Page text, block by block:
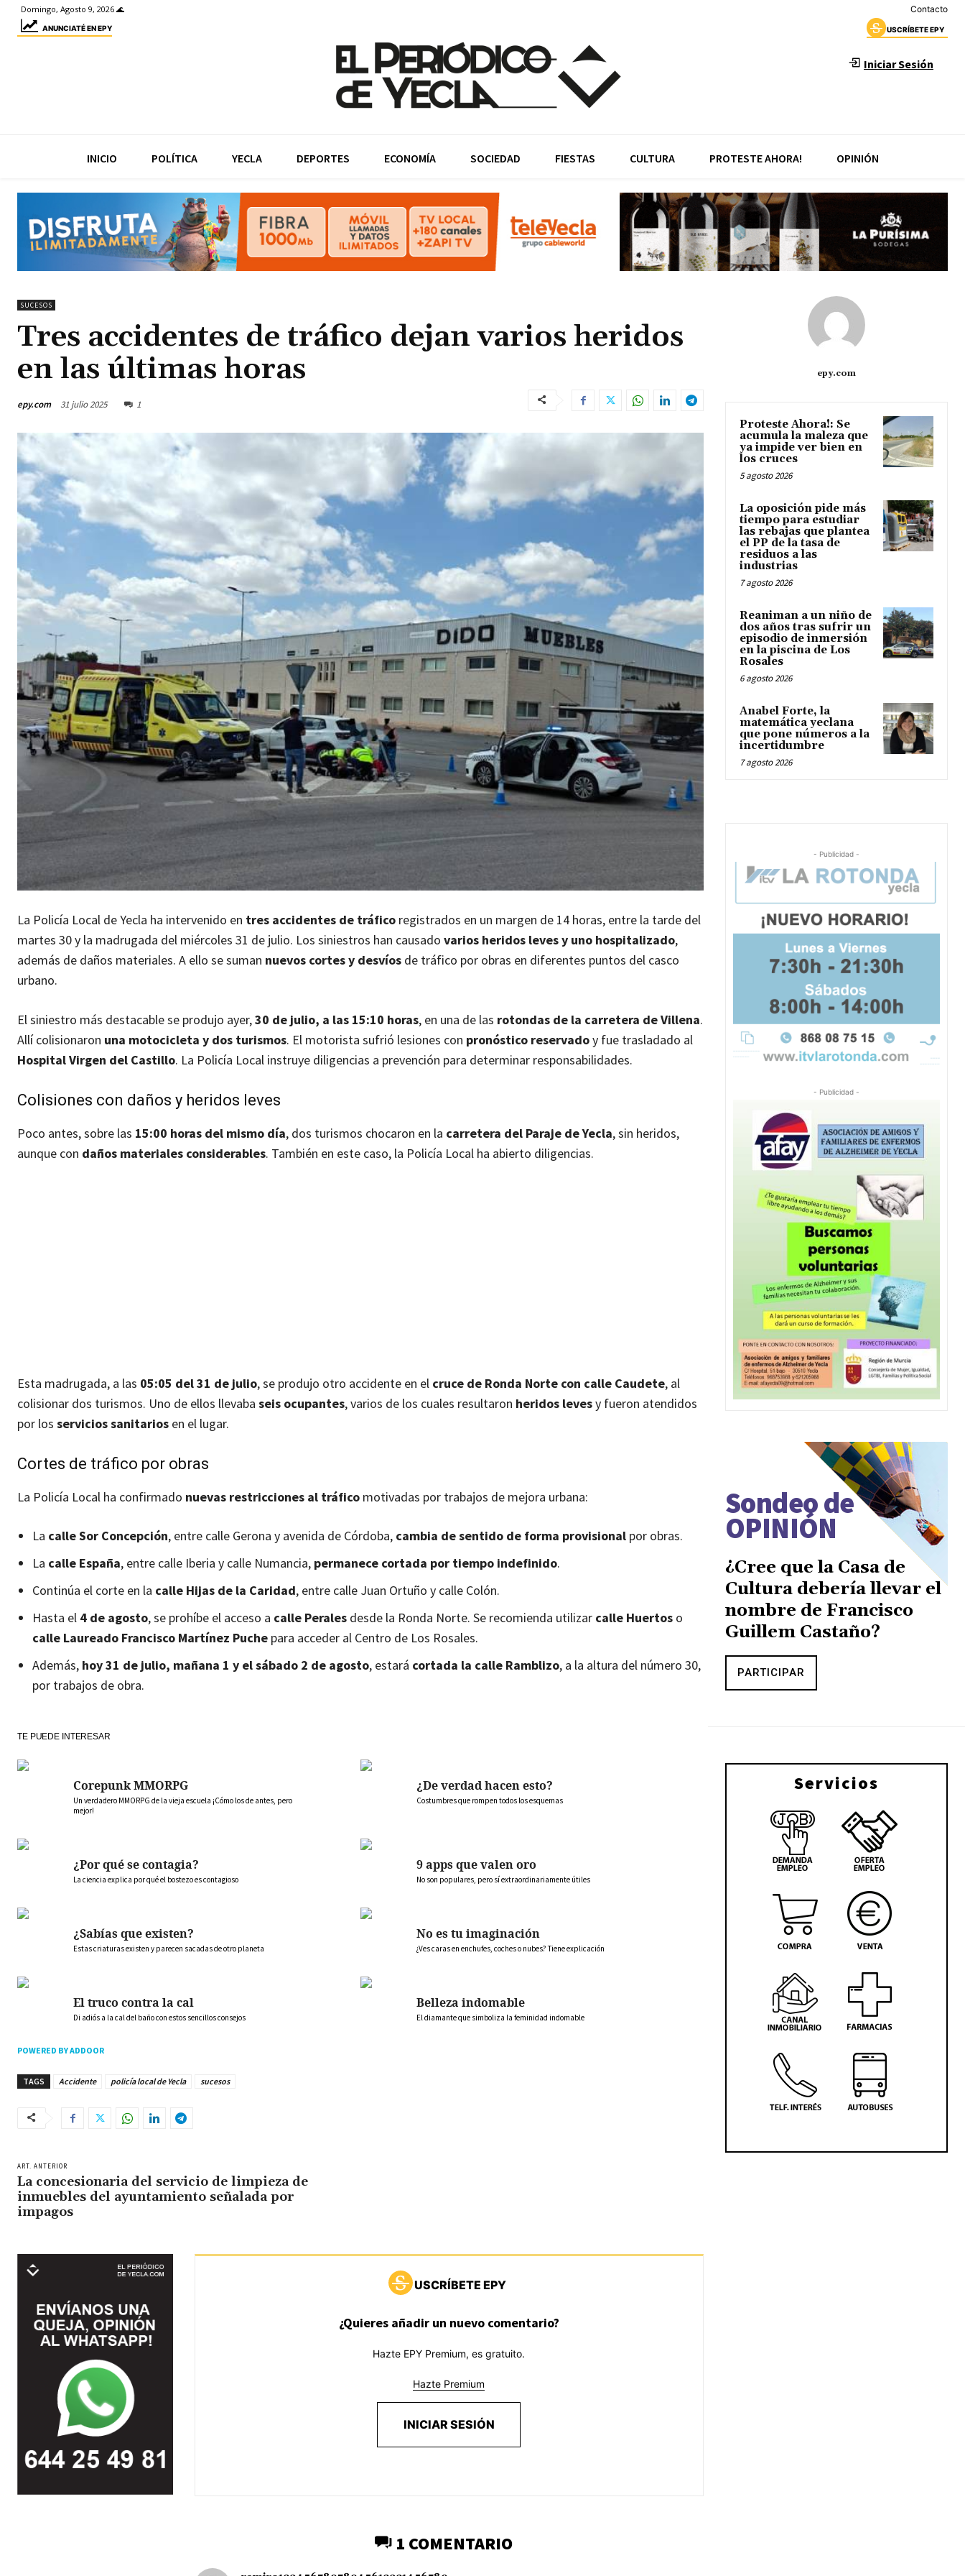
Domingo, Agosto 9, 2026 🌊 Contacto
ANUNCIATÉ EN EPY USCRÍBETE EPY
Iniciar Sesión
INICIO POLÍTICA YECLA DEPORTES ECONOMÍA SOCIEDAD FIESTAS CULTURA PROTESTE AHORA! OPINIÓN
SUCESOS
Tres accidentes de tráfico dejan varios heridos
en las últimas horas
epy.com 31 julio 2025 1
La Policía Local de Yecla ha intervenido en tres accidentes de tráfico registrados en un margen de 14 horas, entre la tarde del
martes 30 y la madrugada del miércoles 31 de julio. Los siniestros han causado varios heridos leves y uno hospitalizado,
además de daños materiales. A ello se suman nuevos cortes y desvíos de tráfico por obras en diferentes puntos del casco
urbano.
El siniestro más destacable se produjo ayer,30 de julio, a las 15:10 horas, en una de las rotondas de la carretera de Villena.
Allí colisionaron una motocicleta y dos turismos. El motorista sufrió lesiones con pronóstico reservadoy fue trasladado al
Hospital Virgen del Castillo. La Policía Local instruye diligencias a prevención para determinar responsabilidades.
Colisiones con daños y heridos leves
Poco antes, sobre las 15:00 horas del mismo día, dos turismos chocaron en la carretera del Paraje de Yecla, sin heridos,
aunque con daños materiales considerables. También en este caso, la Policía Local ha abierto diligencias.
Esta madrugada, a las 05:05 del 31 de julio, se produjo otro accidente en el cruce de Ronda Norte con calle Caudete, al
colisionar dos turismos. Uno de ellos llevaba seis ocupantes, varios de los cuales resultaron heridos levesy fueron atendidos
por los servicios sanitarios en el lugar.
Cortes de tráfico por obras
La Policía Local ha confirmado nuevas restricciones al tráfico motivadas por trabajos de mejora urbana:
La calle Sor Concepción, entre calle Gerona y avenida de Córdoba, cambia de sentido de forma provisional por obras.
La calle España, entre calle Iberia y calle Numancia, permanece cortada por tiempo indefinido.
Continúa el corte en la calle Hijas de la Caridad, entre calle Juan Ortuño y calle Colón.
Hasta el 4 de agosto, se prohíbe el acceso a calle Perales desde la Ronda Norte. Se recomienda utilizar calle Huertos o
calle Laureado Francisco Martínez Puche para acceder al Centro de Los Rosales.
Además, hoy 31 de julio, mañana 1 y el sábado 2 de agosto, estará cortada la calle Ramblizo, a la altura del número 30,
por trabajos de obra.
TE PUEDE INTERESAR
Corepunk MMORPG
Un verdadero MMORPG de la vieja escuela ¡Cómo los de antes, pero
mejor!
¿De verdad hacen esto?
Costumbres que rompen todos los esquemas
¿Por qué se contagia?
La ciencia explica por qué el bostezo es contagioso
9 apps que valen oro
No son populares, pero sí extraordinariamente útiles
¿Sabías que existen?
Estas criaturas existen y parecen sacadas de otro planeta
No es tu imaginación
¿Ves caras en enchufes, coches o nubes? Tiene explicación
El truco contra la cal
Di adiós a la cal del baño con estos sencillos consejos
Belleza indomable
El diamante que simboliza la feminidad indomable
POWERED BY ADDOOR
TAGS Accidente policía local de Yecla sucesos
ART. ANTERIOR
La concesionaria del servicio de limpieza de
inmuebles del ayuntamiento señalada por
impagos
USCRÍBETE EPY
¿Quieres añadir un nuevo comentario?
Hazte EPY Premium, es gratuito.
Hazte Premium
INICIAR SESIÓN
1 COMENTARIO
epy.com
Proteste Ahora!: Se
acumula la maleza que
ya impide ver bien en
los cruces
5 agosto 2026
La oposición pide más
tiempo para estudiar
las rebajas que plantea
el PP de la tasa de
residuos a las
industrias
7 agosto 2026
Reaniman a un niño de
dos años tras sufrir un
episodio de inmersión
en la piscina de Los
Rosales
6 agosto 2026
Anabel Forte, la
matemática yeclana
que pone números a la
incertidumbre
7 agosto 2026
- Publicidad -
- Publicidad -
Sondeo de
OPINIÓN
¿Cree que la Casa de
Cultura debería llevar el
nombre de Francisco
Guillem Castaño?
PARTICIPAR
Servicios